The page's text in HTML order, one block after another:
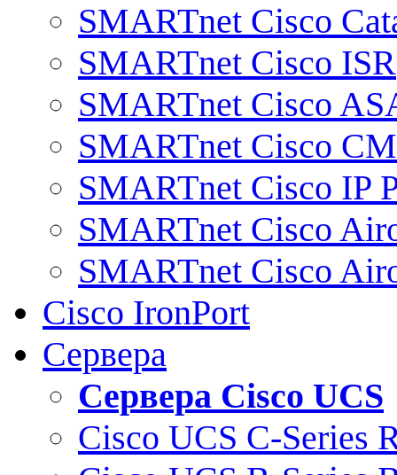
SMARTnet Cisco
SMARTnet Cisco ISR
SMARTnet Cisco
SMARTnet Cisco
SMARTnet Cisco IP
SMARTnet Cisco
SMARTnet Cisco
Cisco IronPort
Сервера
Сервера Cisco UCS
Cisco UCS C-Series